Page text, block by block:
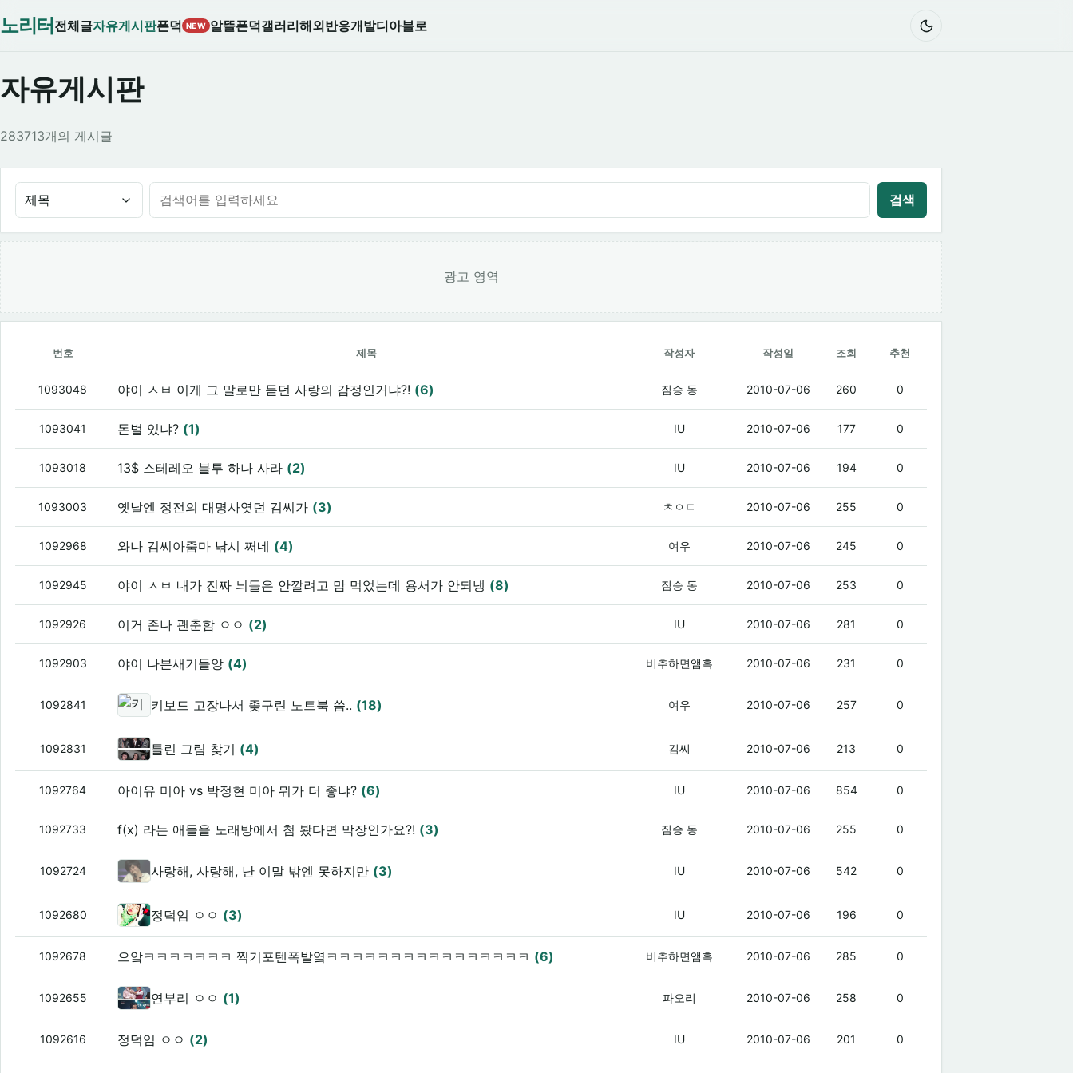
노리터 전체글자유게시판폰덕 NEW 알뜰폰덕갤러리해외반응개발디아블로
자유게시판
283713개의 게시글
제목 검색
광고 영역
번호 제목 작성자 작성일 조회 추천
1093048 야이 ㅅㅂ 이게 그 말로만 듣던 사랑의 감정인거냐?! (6) 짐승 동 2010-07-06 260 0
1093041 돈벌 있냐? (1) IU 2010-07-06 177 0
1093018 13$ 스테레오 블투 하나 사라 (2) IU 2010-07-06 194 0
1093003 옛날엔 정전의 대명사엿던 김씨가 (3) ㅊㅇㄷ 2010-07-06 255 0
1092968 와나 김씨아줌마 낚시 쩌네 (4) 여우 2010-07-06 245 0
1092945 야이 ㅅㅂ 내가 진짜 늬들은 안깔려고 맘 먹었는데 용서가 안되냉 (8) 짐승 동 2010-07-06 253 0
1092926 이거 존나 괜춘함 ㅇㅇ (2) IU 2010-07-06 281 0
1092903 야이 나븐새기들앙 (4) 비추하면앰흑 2010-07-06 231 0
1092841 키보드 고장나서 좆구린 노트북 씀.. (18) 여우 2010-07-06 257 0
1092831 틀린 그림 찾기 (4) 김씨 2010-07-06 213 0
1092764 아이유 미아 vs 박정현 미아 뭐가 더 좋냐? (6) IU 2010-07-06 854 0
1092733 f(x) 라는 애들을 노래방에서 첨 봤다면 막장인가요?! (3) 짐승 동 2010-07-06 255 0
1092724 사랑해, 사랑해, 난 이말 밖엔 못하지만 (3) IU 2010-07-06 542 0
1092680 정덕임 ㅇㅇ (3) IU 2010-07-06 196 0
1092678 으앜ㅋㅋㅋㅋㅋㅋㅋ 찍기포텐폭발옄ㅋㅋㅋㅋㅋㅋㅋㅋㅋㅋㅋㅋㅋㅋㅋㅋ (6) 비추하면앰흑 2010-07-06 285 0
1092655 연부리 ㅇㅇ (1) 파오리 2010-07-06 258 0
1092616 정덕임 ㅇㅇ (2) IU 2010-07-06 201 0